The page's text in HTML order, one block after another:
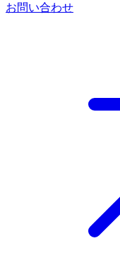
お問い合わせ